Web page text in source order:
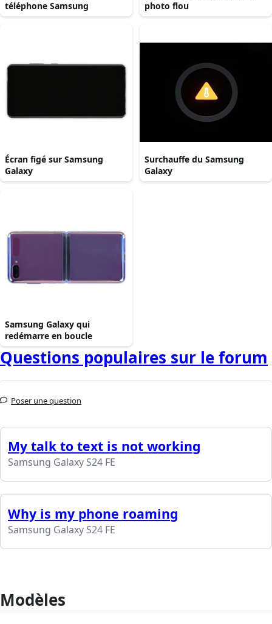
téléphone Samsung
photo flou
Écran figé sur Samsung
Galaxy
Surchauffe du Samsung
Galaxy
Samsung Galaxy qui
redémarre en boucle
Questions populaires sur le forum
Poser une question
My talk to text is not working
Samsung Galaxy S24 FE
Why is my phone roaming
Samsung Galaxy S24 FE
Modèles